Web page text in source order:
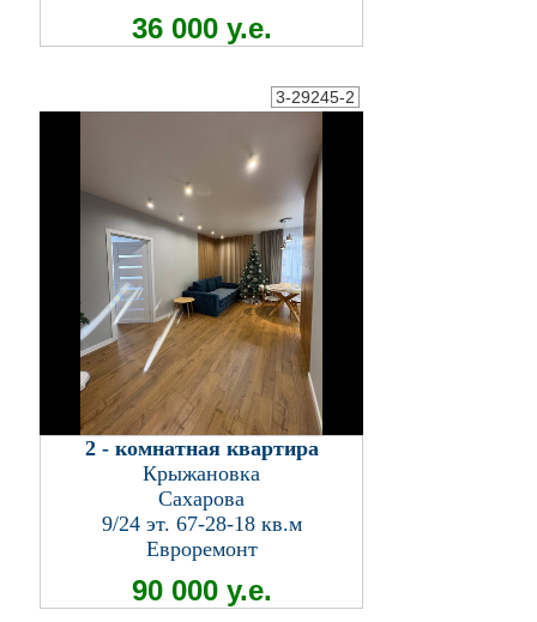
36 000 у.е.
3-29245-2
2 - комнатная квартира
Крыжановка
Сахарова
9/24 эт. 67-28-18 кв.м
Евроремонт
90 000 у.е.